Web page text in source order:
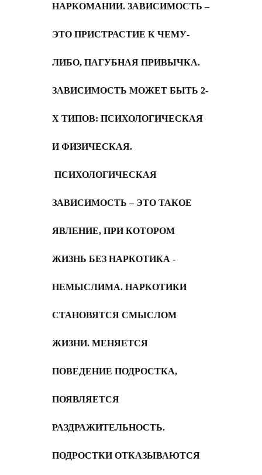
НАРКОМАНИИ. ЗАВИСИМОСТЬ –
ЭТО ПРИСТРАСТИЕ К ЧЕМУ-
ЛИБО, ПАГУБНАЯ ПРИВЫЧКА.
ЗАВИСИМОСТЬ МОЖЕТ БЫТЬ 2-
Х ТИПОВ: ПСИХОЛОГИЧЕСКАЯ
И ФИЗИЧЕСКАЯ.
ПСИХОЛОГИЧЕСКАЯ
ЗАВИСИМОСТЬ – ЭТО ТАКОЕ
ЯВЛЕНИЕ, ПРИ КОТОРОМ
ЖИЗНЬ БЕЗ НАРКОТИКА -
НЕМЫСЛИМА. НАРКОТИКИ
СТАНОВЯТСЯ СМЫСЛОМ
ЖИЗНИ. МЕНЯЕТСЯ
ПОВЕДЕНИЕ ПОДРОСТКА,
ПОЯВЛЯЕТСЯ
РАЗДРАЖИТЕЛЬНОСТЬ.
ПОДРОСТКИ ОТКАЗЫВАЮТСЯ